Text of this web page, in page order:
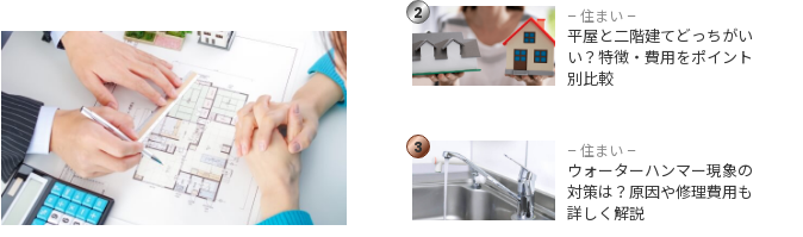
住みながらのリフォームができる工事の内容
【メリットやポイントも解説】
2
徴・費用をポイン
ト別比較
– 住まい –
平屋と二階建てどっちがい
い？特徴・費用をポイント
別比較
3
原因や修理費用も
詳しく解説
– 住まい –
ウォーターハンマー現象の
対策は？原因や修理費用も
詳しく解説